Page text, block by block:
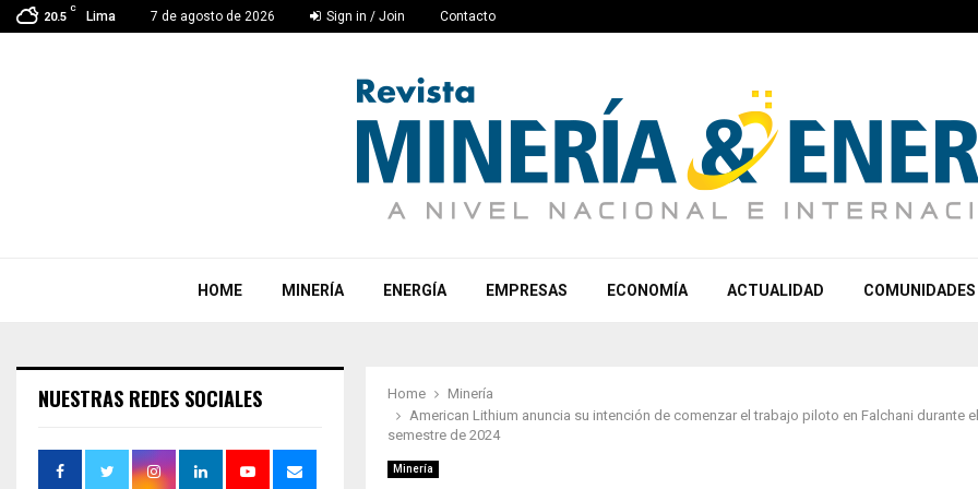
20.5
C
Lima 7 de agosto de 2026 Sign in / Join Contacto
HOME MINERÍA ENERGÍA EMPRESAS ECONOMÍA ACTUALIDAD COMUNIDADES
Home
Minería
American Lithium anuncia su intención de comenzar el trabajo piloto en Falchani durante
semestre de 2024
Minería
NUESTRAS REDES SOCIALES